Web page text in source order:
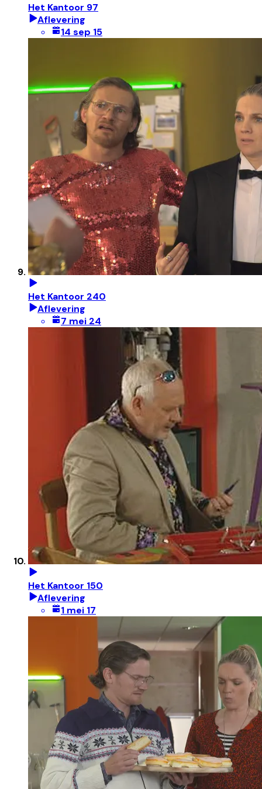
Het Kantoor 97
Aflevering
14 sep 15
Het Kantoor 240
Aflevering
7 mei 24
Het Kantoor 150
Aflevering
1 mei 17